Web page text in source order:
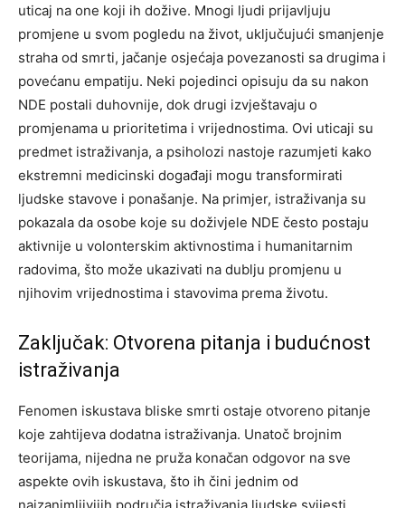
uticaj na one koji ih dožive. Mnogi ljudi prijavljuju
promjene u svom pogledu na život, uključujući smanjenje
straha od smrti, jačanje osjećaja povezanosti sa drugima i
povećanu empatiju. Neki pojedinci opisuju da su nakon
NDE postali duhovnije, dok drugi izvještavaju o
promjenama u prioritetima i vrijednostima. Ovi uticaji su
predmet istraživanja, a psiholozi nastoje razumjeti kako
ekstremni medicinski događaji mogu transformirati
ljudske stavove i ponašanje. Na primjer, istraživanja su
pokazala da osobe koje su doživjele NDE često postaju
aktivnije u volonterskim aktivnostima i humanitarnim
radovima, što može ukazivati na dublju promjenu u
njihovim vrijednostima i stavovima prema životu.
Zaključak: Otvorena pitanja i budućnost
istraživanja
Fenomen iskustava bliske smrti ostaje otvoreno pitanje
koje zahtijeva dodatna istraživanja. Unatoč brojnim
teorijama, nijedna ne pruža konačan odgovor na sve
aspekte ovih iskustava, što ih čini jednim od